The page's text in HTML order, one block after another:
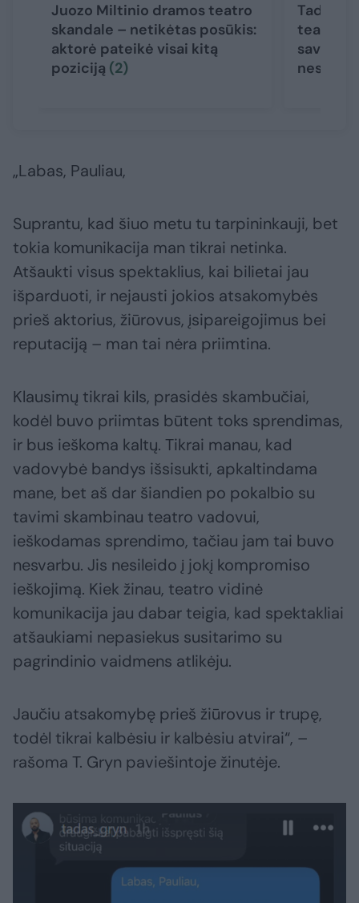
Juozo Miltinio dramos teatro
skandale – netikėtas posūkis:
aktorė pateikė visai kitą
poziciją (2)
Tadas
teatro
savo
„Labas, Pauliau,
Suprantu, kad šiuo metu tu tarpininkauji, bet
tokia komunikacija man tikrai netinka.
Atšaukti visus spektaklius, kai bilietai jau
išparduoti, ir nejausti jokios atsakomybės
prieš aktorius, žiūrovus, įsipareigojimus bei
reputaciją – man tai nėra priimtina.
Klausimų tikrai kils, prasidės skambučiai,
kodėl buvo priimtas būtent toks sprendimas,
ir bus ieškoma kaltų. Tikrai manau, kad
vadovybė bandys išsisukti, apkaltindama
mane, bet aš dar šiandien po pokalbio su
tavimi skambinau teatro vadovui,
ieškodamas sprendimo, tačiau jam tai buvo
nesvarbu. Jis nesileido į jokį kompromiso
ieškojimą. Kiek žinau, teatro vidinė
komunikacija jau dabar teigia, kad spektakliai
atšaukiami nepasiekus susitarimo su
pagrindinio vaidmens atlikėju.
Jaučiu atsakomybę prieš žiūrovus ir trupę,
todėl tikrai kalbėsiu ir kalbėsiu atvirai“, –
rašoma T. Gryn paviešintoje žinutėje.